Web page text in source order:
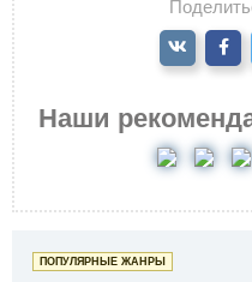
Наши
ПОПУЛЯРНЫЕ ЖАНРЫ